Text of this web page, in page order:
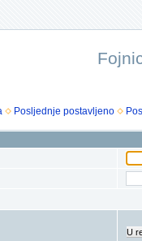
Posljednje postavljeno
U